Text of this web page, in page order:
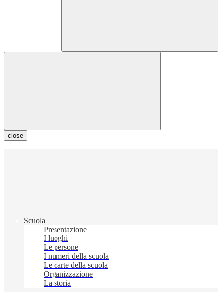
close
Scuola
Presentazione
I luoghi
Le persone
I numeri della scuola
Le carte della scuola
Organizzazione
La storia